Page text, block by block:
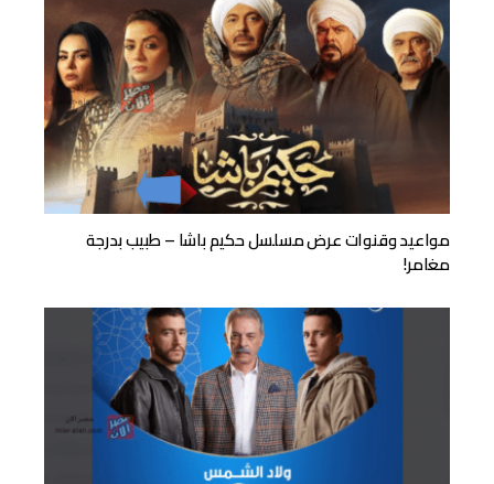
مواعيد وقنوات عرض مسلسل حكيم باشا – طبيب بدرجة
مغامر!